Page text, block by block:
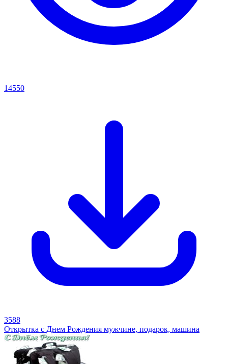
14550
3588
Открытка с Днем Рождения мужчине, подарок, машина